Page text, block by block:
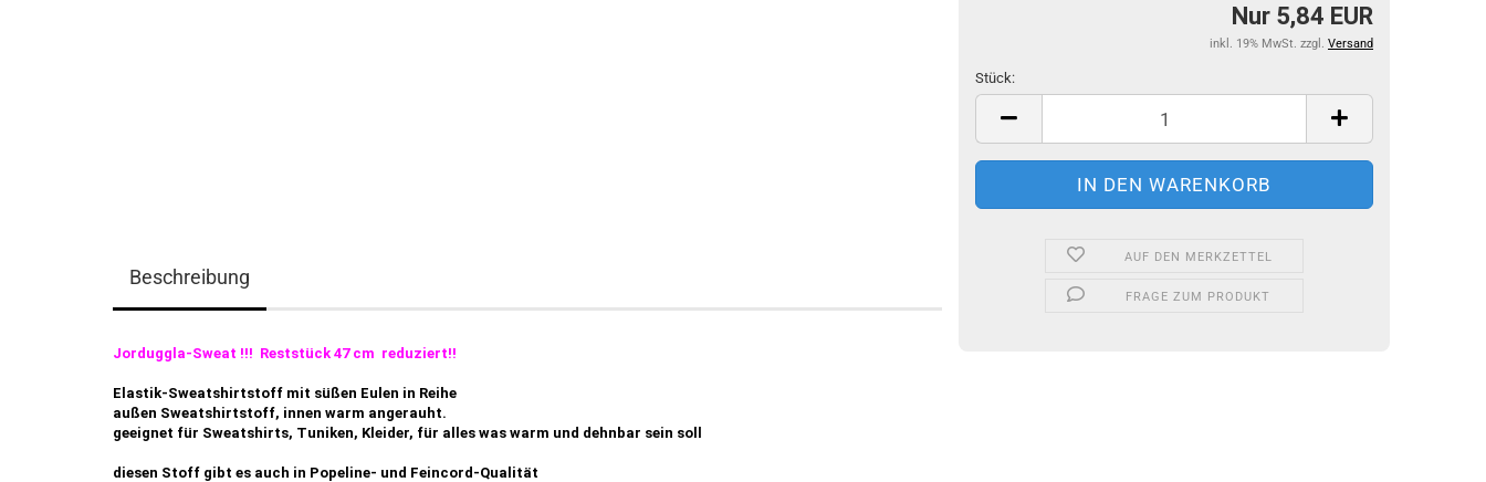
Nur 5,84 EUR
inkl. 19% MwSt. zzgl. Versand
Stück:
Stück
AUF DEN MERKZETTEL
FRAGE ZUM PRODUKT
Beschreibung
Jorduggla-Sweat !!! Reststück 47 cm reduziert!!
Elastik-Sweatshirtstoff mit süßen Eulen in Reihe
außen Sweatshirtstoff, innen warm angerauht.
geeignet für Sweatshirts, Tuniken, Kleider, für alles was warm und dehnbar sein soll
diesen Stoff gibt es auch in Popeline- und Feincord-Qualität